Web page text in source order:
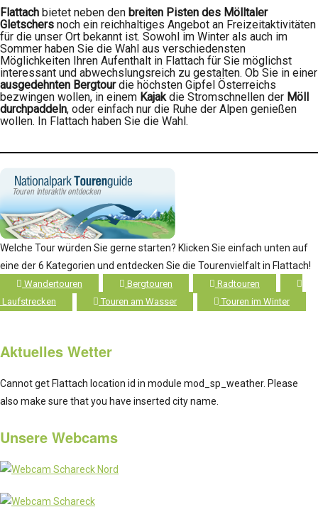
Flattach bietet neben den breiten Pisten des Mölltaler
Gletschers noch ein reichhaltiges Angebot an Freizeitaktivitäten
für die unser Ort bekannt ist. Sowohl im Winter als auch im
Sommer haben Sie die Wahl aus verschiedensten
Möglichkeiten Ihren Aufenthalt in Flattach für Sie möglichst
interessant und abwechslungsreich zu gestalten. Ob Sie in einer
ausgedehnten Bergtourdie höchsten Gipfel Österreichs
bezwingen wollen, in einem Kajakdie Stromschnellen der Möll
durchpaddeln, oder einfach nur die Ruhe der Alpen genießen
wollen. In Flattach haben Sie die Wahl.
Welche Tour würden Sie gerne starten? Klicken Sie einfach unten auf
eine der 6 Kategorien und entdecken Sie die Tourenvielfalt in Flattach!
Wandertouren Bergtouren
Radtouren
Laufstrecken
Touren am Wasser Touren im Winter
Aktuelles Wetter
Cannot get Flattach location id in module mod_sp_weather. Please
also make sure that you have inserted city name.
Unsere Webcams